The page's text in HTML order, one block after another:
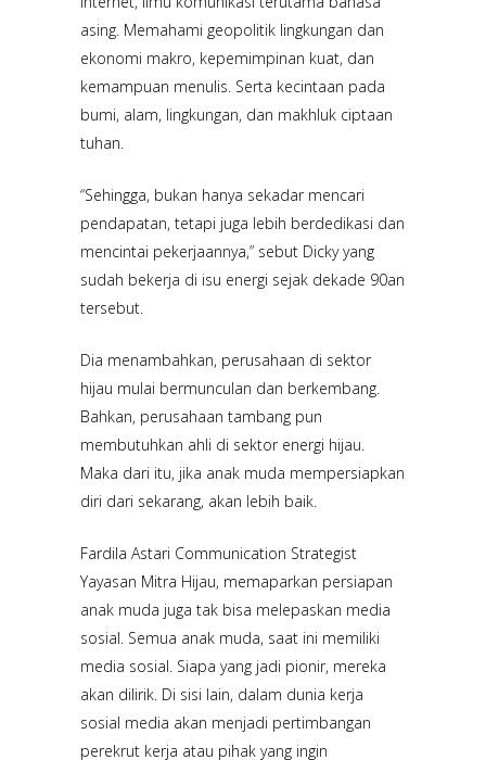
asing. Memahami geopolitik lingkungan dan
ekonomi makro, kepemimpinan kuat, dan
kemampuan menulis. Serta kecintaan pada
bumi, alam, lingkungan, dan makhluk ciptaan
tuhan.
“Sehingga, bukan hanya sekadar mencari
pendapatan, tetapi juga lebih berdedikasi dan
mencintai pekerjaannya,” sebut Dicky yang
sudah bekerja di isu energi sejak dekade 90an
tersebut.
Dia menambahkan, perusahaan di sektor
hijau mulai bermunculan dan berkembang.
Bahkan, perusahaan tambang pun
membutuhkan ahli di sektor energi hijau.
Maka dari itu, jika anak muda mempersiapkan
diri dari sekarang, akan lebih baik.
Fardila Astari Communication Strategist
Yayasan Mitra Hijau, memaparkan persiapan
anak muda juga tak bisa melepaskan media
sosial. Semua anak muda, saat ini memiliki
media sosial. Siapa yang jadi pionir, mereka
akan dilirik. Di sisi lain, dalam dunia kerja
sosial media akan menjadi pertimbangan
perekrut kerja atau pihak yang ingin